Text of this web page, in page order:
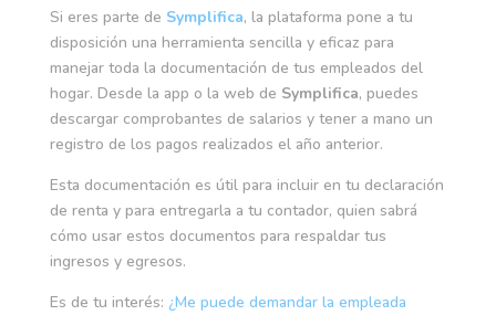
Si eres parte de Symplifica, la plataforma pone a tu
disposición una herramienta sencilla y eficaz para
manejar toda la documentación de tus empleados del
hogar. Desde la app o la web de Symplifica, puedes
descargar comprobantes de salarios y tener a mano un
registro de los pagos realizados el año anterior.
Esta documentación es útil para incluir en tu declaración
de renta y para entregarla a tu contador, quien sabrá
cómo usar estos documentos para respaldar tus
ingresos y egresos.
Es de tu interés: ¿Me puede demandar la empleada